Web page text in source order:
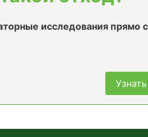
исследования прямо